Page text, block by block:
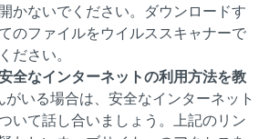
かないでください。ダウンロードす
のファイルをウイルススキャナーで
ださい。
全なインターネットの利用方法を教
がいる場合は、安全なインターネット
いて話し合いましょう。上記のリン